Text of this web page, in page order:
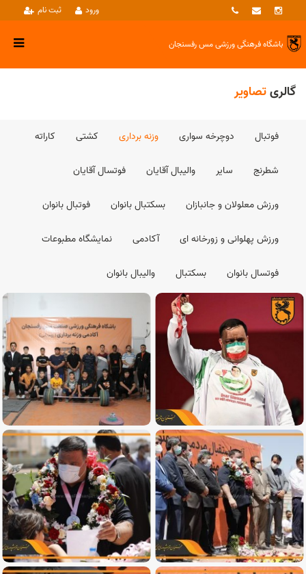
ثبت نام ورود
باشگاه فرهنگی ورزشیمس رفسنجان
گالریتصاویر
فوتبال دوچرخه سواری وزنه برداری کشتی کاراته
شطرنج سایر والیبال آقایان فوتسال آقایان
ورزش معلولان و جانبازان بسکتبال بانوان فوتبال بانوان
ورزش پهلوانی و زورخانه ای آکادمی نمایشگاه مطبوعات
فوتسال بانوان بسکتبال والیبال بانوان